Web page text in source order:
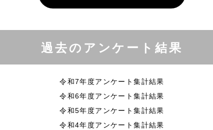
過去のアンケート結果
令和7年度アンケート集計結果
令和6年度アンケート集計結果
令和5年度アンケート集計結果
令和4年度アンケート集計結果